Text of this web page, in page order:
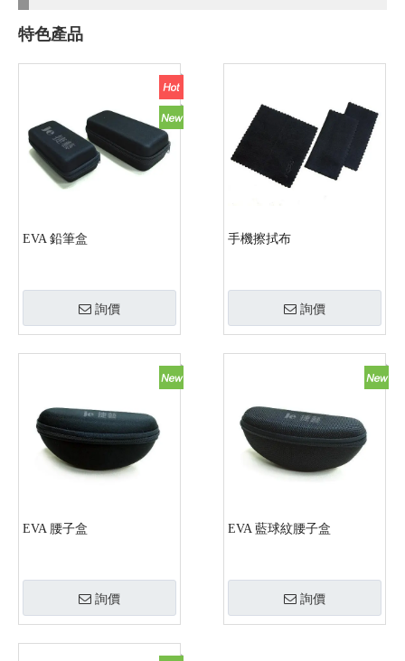
特色產品
EVA 鉛筆盒
詢價
手機擦拭布
詢價
EVA 腰子盒
詢價
EVA 藍球紋腰子盒
詢價